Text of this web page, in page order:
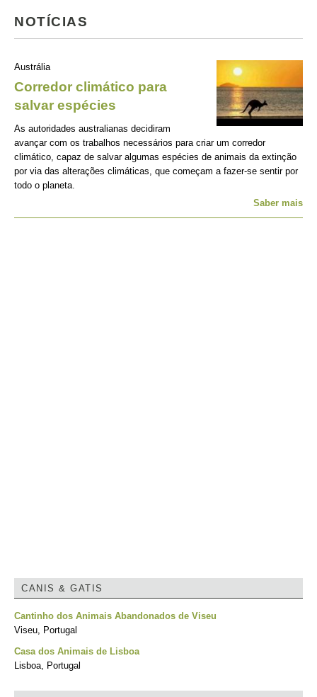
NOTÍCIAS
Austrália
Corredor climático para
salvar espécies
As autoridades australianas decidiram
avançar com os trabalhos necessários para criar um corredor
climático, capaz de salvar algumas espécies de animais da extinção
por via das alterações climáticas, que começam a fazer-se sentir por
todo o planeta.
Saber mais
CANIS & GATIS
Cantinho dos Animais Abandonados de Viseu
Viseu, Portugal
Casa dos Animais de Lisboa
Lisboa, Portugal